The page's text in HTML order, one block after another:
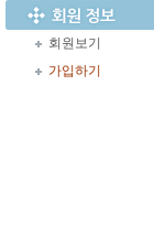
회원보기
가입하기